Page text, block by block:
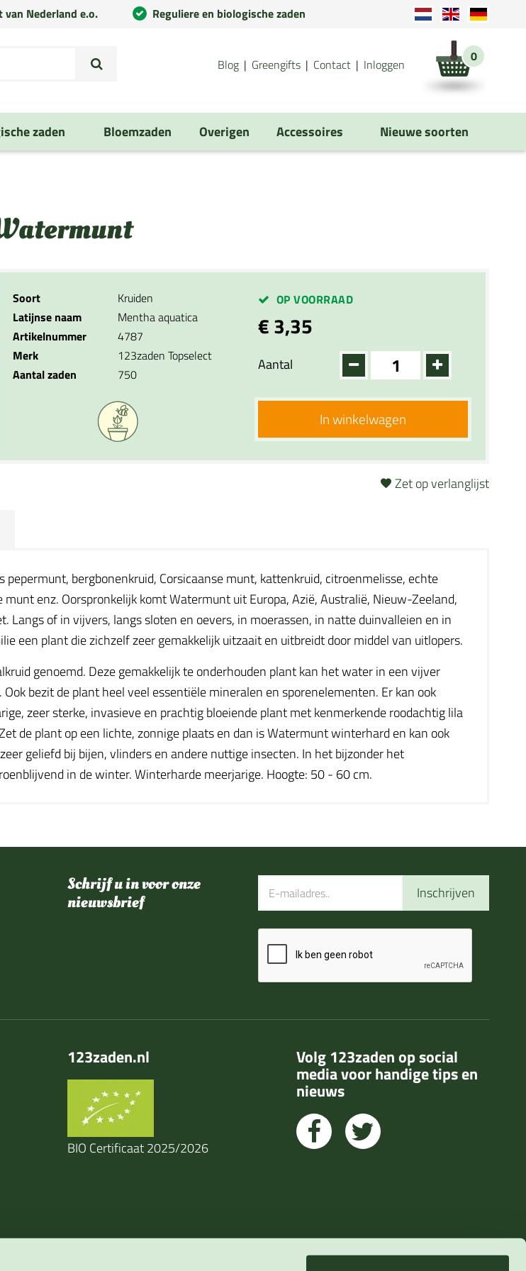
Nederland e.o. Reguliere en biologische zaden
Blog Greengifts Contact Inloggen 0
zaden Bloemzaden Overigen Accessoires Nieuwe soorten
Soort
Kruiden
Latijnse naam
Mentha aquatica
Artikelnummer
4787
Merk
123zaden Topselect
Aantal zaden
750
OP VOORRAAD
€ 3,35
Aantal
In winkelwagen
Zet op verlanglijst
bergbonenkruid, Corsicaanse munt, kattenkruid, citroenmelisse, echte
enz. Oorspronkelijk komt Watermunt uit Europa, Azië, Australië, Nieuw-Zeeland,
of in vijvers, langs sloten en oevers, in moerassen, in natte duinvalleien en in
een plant die zichzelf zeer gemakkelijk uitzaait en uitbreidt door middel van uitlopers.
genoemd. Deze gemakkelijk te onderhouden plant kan het water in een vijver
bezit de plant heel veel essentiële mineralen en sporenelementen. Er kan ook
zeer sterke, invasieve en prachtig bloeiende plant met kenmerkende roodachtig lila
de plant op een lichte, zonnige plaats en dan is Watermunt winterhard en kan ook
geliefd bij bijen, vlinders en andere nuttige insecten. In het bijzonder het
in de winter. Winterharde meerjarige. Hoogte: 50 - 60 cm.
Schrijf u in voor onze
nieuwsbrief
Inschrijven
123zaden.nl
BIO Certificaat 2025/2026
Volg 123zaden op social
media voor handige tips en
nieuws